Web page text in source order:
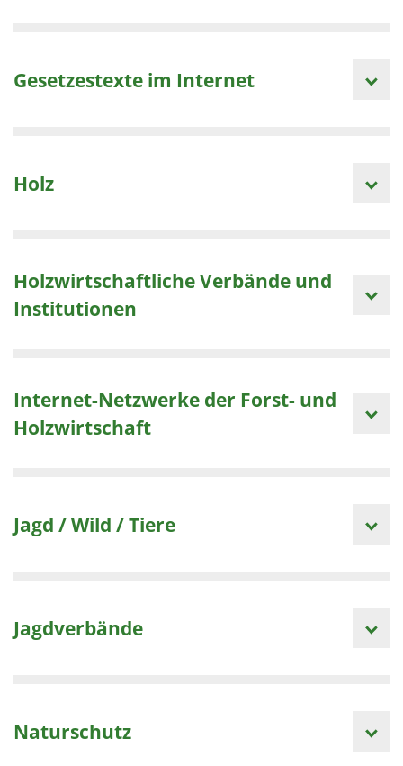
Gesetzestexte im Internet
Holz
Holzwirtschaftliche Verbände und
Institutionen
Internet-Netzwerke der Forst- und
Holzwirtschaft
Jagd / Wild / Tiere
Jagdverbände
Naturschutz